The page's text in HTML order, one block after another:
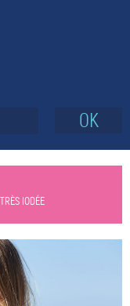
OK
IODÉE